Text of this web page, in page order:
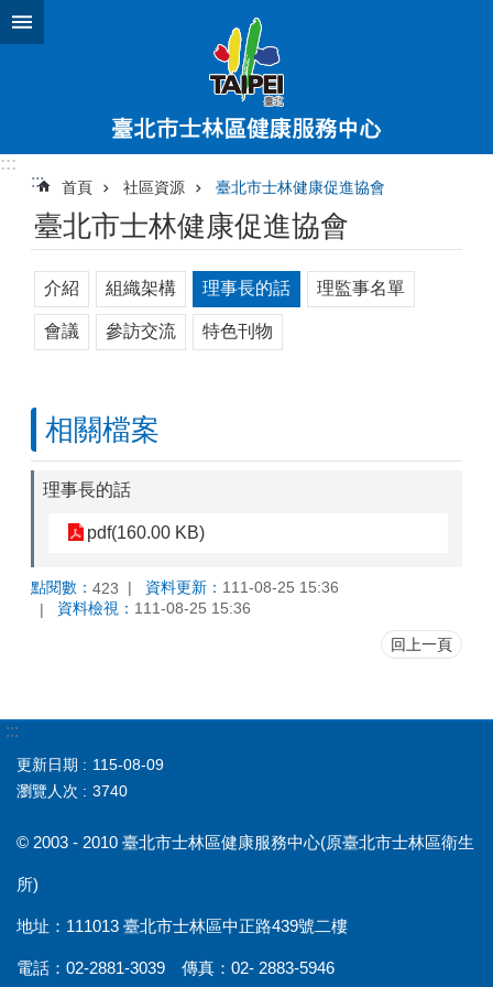
跳到主要內容區塊
:::
:::
首頁 社區資源 臺北市士林健康促進協會
臺北市士林健康促進協會
介紹 組織架構 理事長的話 理監事名單
會議 參訪交流 特色刊物
相關檔案
理事長的話
pdf(160.00 KB)
點閱數： 423 資料更新： 111-08-25 15:36
資料檢視： 111-08-25 15:36
回上一頁
:::
更新日期
115-08-09
瀏覽人次
3740
© 2003 - 2010 臺北市士林區健康服務中心(原臺北市士林區衛生
所)
地址：111013 臺北市士林區中正路439號二樓
電話：02-2881-3039 傳真：02- 2883-5946